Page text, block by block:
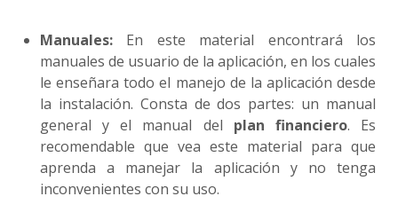
Manuales: En este material encontrará los
manuales de usuario de la aplicación, en los cuales
le enseñara todo el manejo de la aplicación desde
la instalación. Consta de dos partes: un manual
general y el manual del plan financiero. Es
recomendable que vea este material para que
aprenda a manejar la aplicación y no tenga
inconvenientes con su uso.